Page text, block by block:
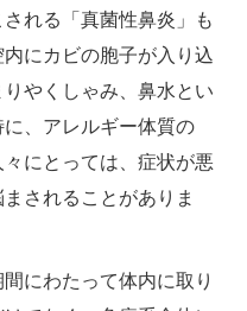
れる「真菌性鼻炎」も
にカビの胞子が入り込
やくしゃみ、鼻水とい
、アレルギー体質の
にとっては、症状が悪
されることがありま
にわたって体内に取り